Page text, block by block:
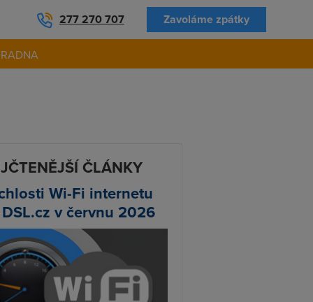
277 270 707 Zavoláme zpátky
ČLÁNKY
Wi-Fi internetu
v červnu 2026